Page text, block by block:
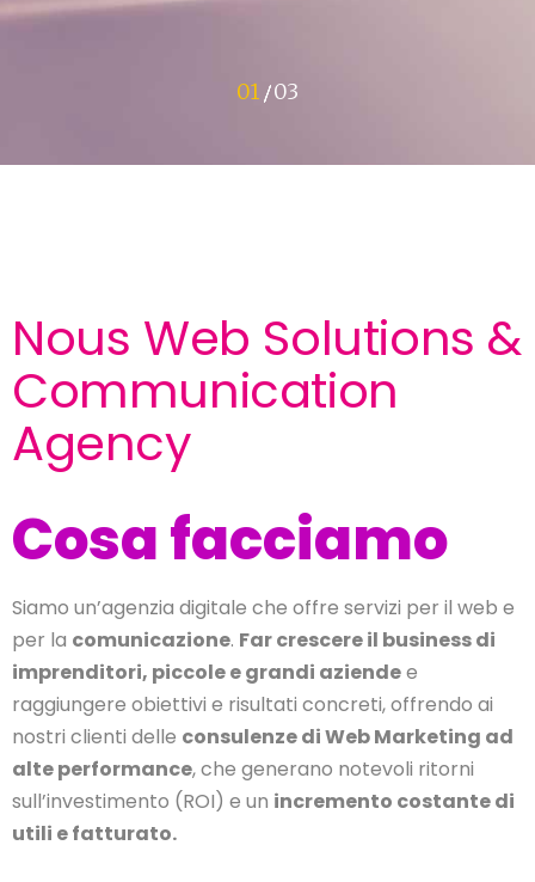
Nous Web Solutions &
Communication
Agency
Cosa facciamo
Siamo un’agenzia digitale che offre servizi per il web e
per la comunicazione. Far crescere il business di
imprenditori, piccole e grandi aziendee
raggiungere obiettivi e risultati concreti, offrendo ai
nostri clienti delle consulenze di Web Marketing ad
alte performance, che generano notevoli ritorni
sull’investimento (ROI) e un incremento costante di
utili e fatturato.